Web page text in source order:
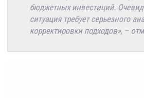
бюджетных инвестиций.
ситуация требует серьезного
корректировки подходов», –